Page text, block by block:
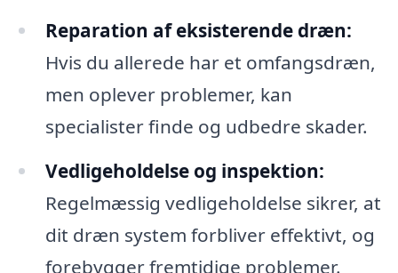
Reparation af eksisterende dræn:
Hvis du allerede har et omfangsdræn,
men oplever problemer, kan
specialister finde og udbedre skader.
Vedligeholdelse og inspektion:
Regelmæssig vedligeholdelse sikrer, at
dit dræn system forbliver effektivt, og
forebygger fremtidige problemer.